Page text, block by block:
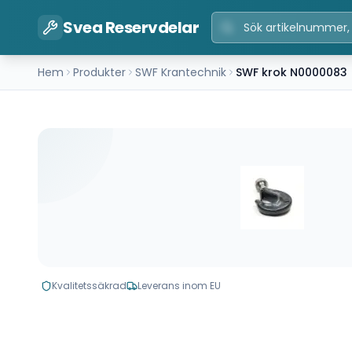
Svea Reservdelar
Hem Produkter SWF Krantechnik SWF krok N0000083
Kvalitetssäkrad Leverans inom EU